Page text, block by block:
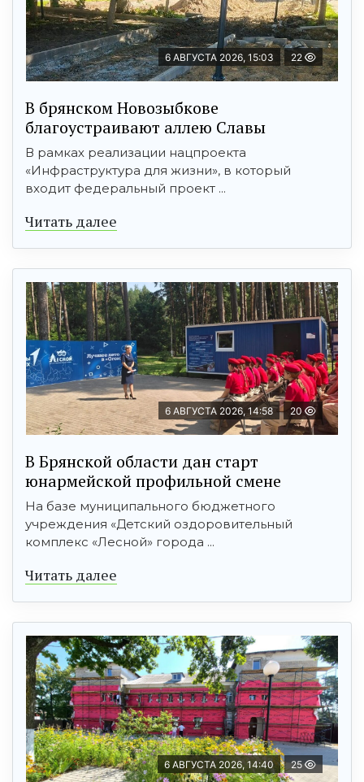
6 АВГУСТА 2026, 15:03 22
В брянском Новозыбкове
благоустраивают аллею Славы
В рамках реализации нацпроекта
«Инфраструктура для жизни», в который
входит федеральный проект ...
Читать далее
6 АВГУСТА 2026, 14:58 20
В Брянской области дан старт
юнармейской профильной смене
На базе муниципального бюджетного
учреждения «Детский оздоровительный
комплекс «Лесной» города ...
Читать далее
6 АВГУСТА 2026, 14:40 25